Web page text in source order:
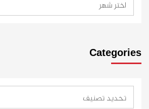
Categories